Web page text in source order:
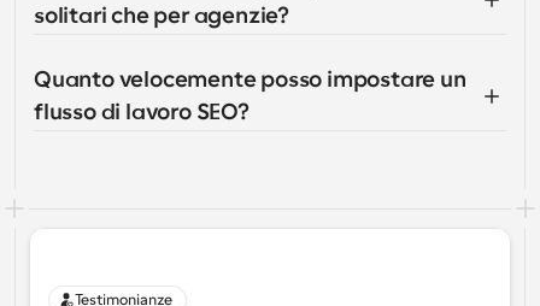
solitari che per agenzie?
Quanto velocemente posso impostare un
flusso di lavoro SEO?
Testimonianze